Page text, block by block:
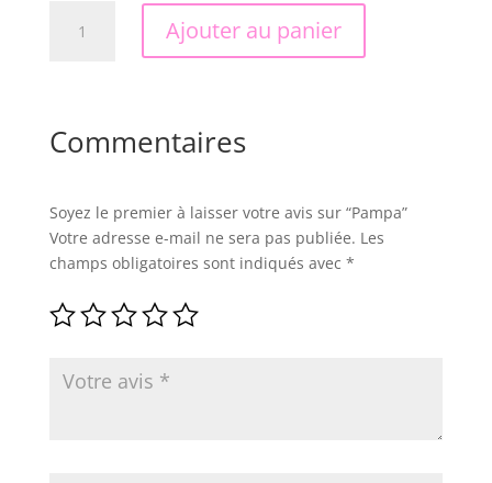
Ajouter au panier
Commentaires
Soyez le premier à laisser votre avis sur “Pampa”
Votre adresse e-mail ne sera pas publiée. Les
champs obligatoires sont indiqués avec *